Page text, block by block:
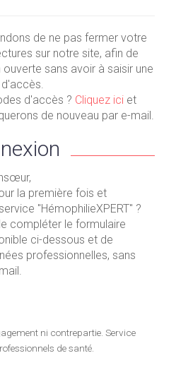
de ne pas fermer votre
sur notre site, afin de
sans avoir à saisir une
d'accès ? Cliquez ici et
de nouveau par e-mail.
la première fois et
"HémophilieXPERT" ?
compléter le formulaire
ci-dessous et de
professionnelles, sans
ni contrepartie. Service
de santé.